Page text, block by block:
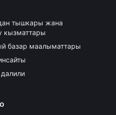
тышкары жана
кызматтары
базар маалыматтары